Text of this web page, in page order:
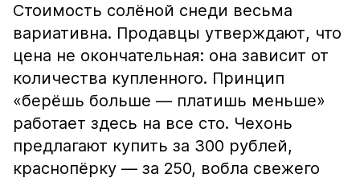
Стоимость солёной снеди весьма
вариативна. Продавцы утверждают, что
цена не окончательная: она зависит от
количества купленного. Принцип
«берёшь больше — платишь меньше»
работает здесь на все сто. Чехонь
предлагают купить за 300 рублей,
краснопёрку — за 250, вобла свежего